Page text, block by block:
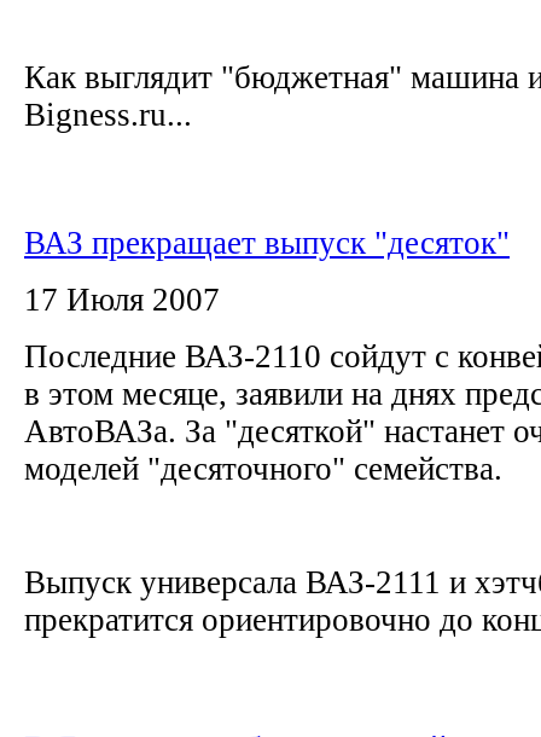
Как выглядит "бюджетная" машина
Bigness.ru...
ВАЗ прекращает выпуск "десяток"
17 Июля 2007
Последние ВАЗ-2110 сойдут с
в этом месяце, заявили на днях
АвтоВАЗа. За "десяткой" настанет
моделей "десяточного" семейства.
Выпуск универсала ВАЗ-2111 и
прекратится ориентировочно до